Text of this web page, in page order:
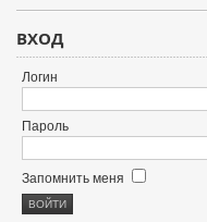
ВХОД
Логин
Пароль
Запомнить меня